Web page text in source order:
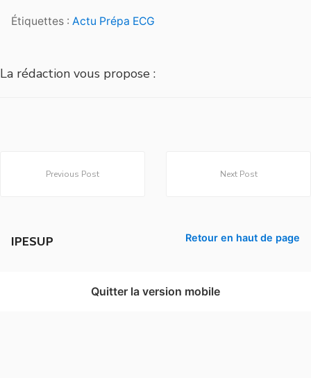
Étiquettes : Actu Prépa ECG
La rédaction vous propose :
Previous Post Next Post
IPESUP Retour en haut de page
Quitter la version mobile